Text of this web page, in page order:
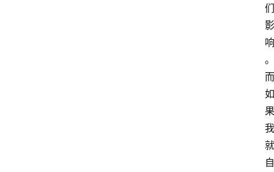
们
影
响
。
而
如
果
我
就
自